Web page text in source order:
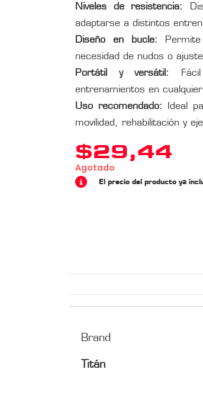
Niveles de resistencia:
adaptarse a distintos
Diseño en bucle:
necesidad de nudos o
Portátil y versátil:
entrenamientos en
Uso recomendado: Ideal
movilidad, rehabilitación y
$29,44
Agotado
El precio del producto ya
Brand
Titán